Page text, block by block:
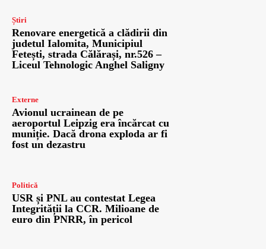
Știri
Renovare energetică a clădirii din
judetul Ialomita, Municipiul
Fetești, strada Călărași, nr.526 –
Liceul Tehnologic Anghel Saligny
Externe
Avionul ucrainean de pe
aeroportul Leipzig era încărcat cu
muniție. Dacă drona exploda ar fi
fost un dezastru
Politică
USR și PNL au contestat Legea
Integrității la CCR. Milioane de
euro din PNRR, în pericol